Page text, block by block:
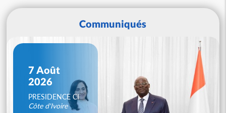
Communiqués
7 Août
2026
PRESIDENCE CI
Côte d'Ivoire